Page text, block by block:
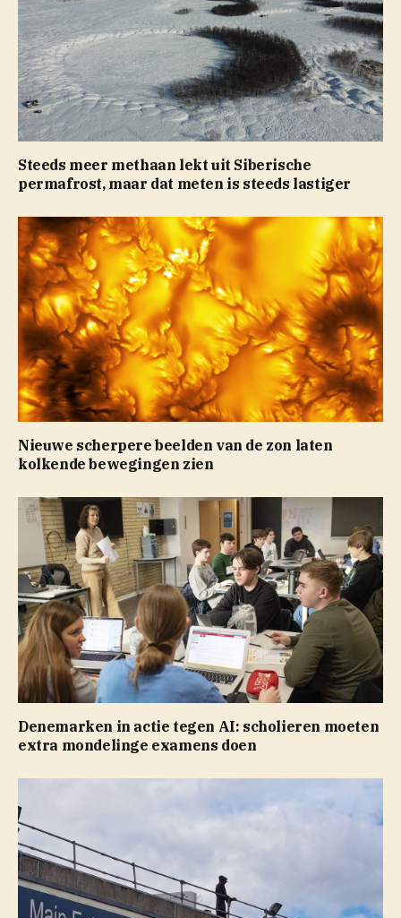
Steeds meer methaan lekt uit Siberische
permafrost, maar dat meten is steeds lastiger
Nieuwe scherpere beelden van de zon laten
kolkende bewegingen zien
Denemarken in actie tegen AI: scholieren moeten
extra mondelinge examens doen